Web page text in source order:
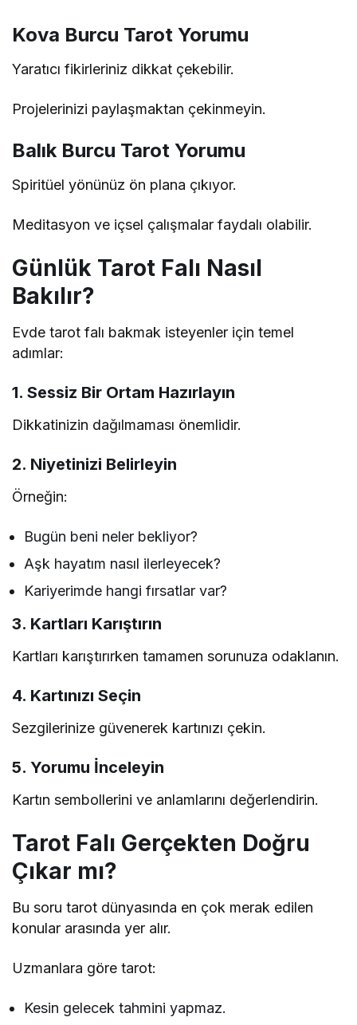
Kova Burcu Tarot Yorumu
Yaratıcı fikirleriniz dikkat çekebilir.
Projelerinizi paylaşmaktan çekinmeyin.
Balık Burcu Tarot Yorumu
Spiritüel yönünüz ön plana çıkıyor.
Meditasyon ve içsel çalışmalar faydalı olabilir.
Günlük Tarot Falı Nasıl
Bakılır?
Evde tarot falı bakmak isteyenler için temel
adımlar:
1. Sessiz Bir Ortam Hazırlayın
Dikkatinizin dağılmaması önemlidir.
2. Niyetinizi Belirleyin
Örneğin:
Bugün beni neler bekliyor?
Aşk hayatım nasıl ilerleyecek?
Kariyerimde hangi fırsatlar var?
3. Kartları Karıştırın
Kartları karıştırırken tamamen sorunuza odaklanın.
4. Kartınızı Seçin
Sezgilerinize güvenerek kartınızı çekin.
5. Yorumu İnceleyin
Kartın sembollerini ve anlamlarını değerlendirin.
Tarot Falı Gerçekten Doğru
Çıkar mı?
Bu soru tarot dünyasında en çok merak edilen
konular arasında yer alır.
Uzmanlara göre tarot:
Kesin gelecek tahmini yapmaz.